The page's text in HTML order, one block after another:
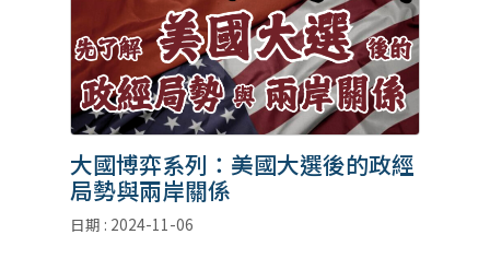
大國博弈系列：美國大選後的政經
局勢與兩岸關係
日期 : 2024-11-06